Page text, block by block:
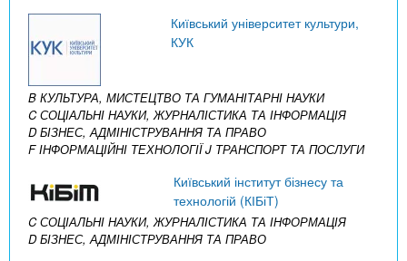
Київський університет культури,
КУК
B КУЛЬТУРА, МИСТЕЦТВО ТА ГУМАНІТАРНІ НАУКИ
C СОЦІАЛЬНІ НАУКИ, ЖУРНАЛІСТИКА ТА ІНФОРМАЦІЯ
D БІЗНЕС, АДМІНІСТРУВАННЯ ТА ПРАВО
F ІНФОРМАЦІЙНІ ТЕХНОЛОГІЇJ ТРАНСПОРТ ТА ПОСЛУГИ
Київський інститут бізнесу та
технологій (КІБіТ)
C СОЦІАЛЬНІ НАУКИ, ЖУРНАЛІСТИКА ТА ІНФОРМАЦІЯ
D БІЗНЕС, АДМІНІСТРУВАННЯ ТА ПРАВО